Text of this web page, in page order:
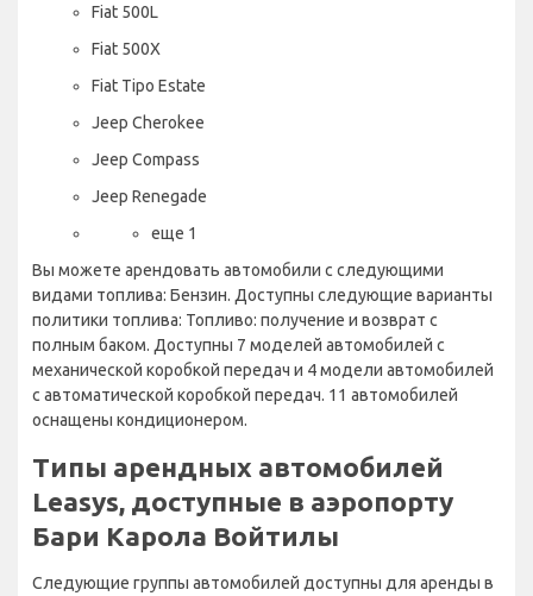
Fiat 500L
Fiat 500X
Fiat Tipo Estate
Jeep Cherokee
Jeep Compass
Jeep Renegade
еще 1
Вы можете арендовать автомобили с следующими
видами топлива: Бензин. Доступны следующие варианты
политики топлива: Топливо: получение и возврат с
полным баком. Доступны 7 моделей автомобилей с
механической коробкой передач и 4 модели автомобилей
с автоматической коробкой передач. 11 автомобилей
оснащены кондиционером.
Типы арендных автомобилей
Leasys, доступные в аэропорту
Бари Карола Войтилы
Следующие группы автомобилей доступны для аренды в